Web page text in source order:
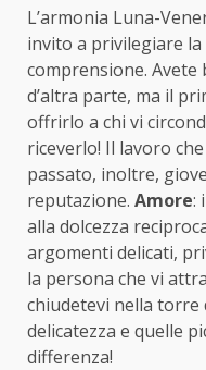
L’armonia Luna-
invito a privilegiare la
comprensione.
d’altra parte, ma il
offrirlo a chi vi
riceverlo! Il lavoro
passato, inoltre,
reputazione. Amore:
alla dolcezza
argomenti delicati,
la persona che vi
chiudetevi nella torre
delicatezza e quelle
differenza!